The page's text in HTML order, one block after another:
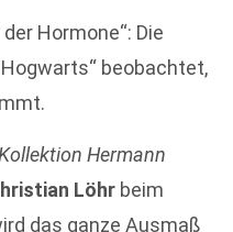
Hormone“: Die
beobachtet,
Hermann
Löhr beim
das ganze Ausmaß